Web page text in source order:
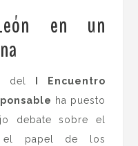
León en un
del
I Encuentro
ha puesto
debate sobre el
el papel de los